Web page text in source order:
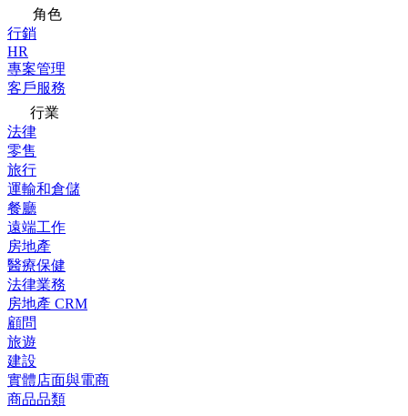
角色
行銷
HR
專案管理
客戶服務
行業
法律
零售
旅行
運輸和倉儲
餐廳
遠端工作
房地產
醫療保健
法律業務
房地產 CRM
顧問
旅遊
建設
實體店面與電商
商品品類